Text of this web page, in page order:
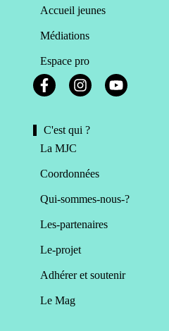
Accueil jeunes
Médiations
Espace pro
C'est qui ?
La MJC
Coordonnées
Qui-sommes-nous-?
Les-partenaires
Le-projet
Adhérer et soutenir
Le Mag